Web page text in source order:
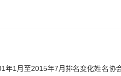
年1月至2015年7月排名变化姓名